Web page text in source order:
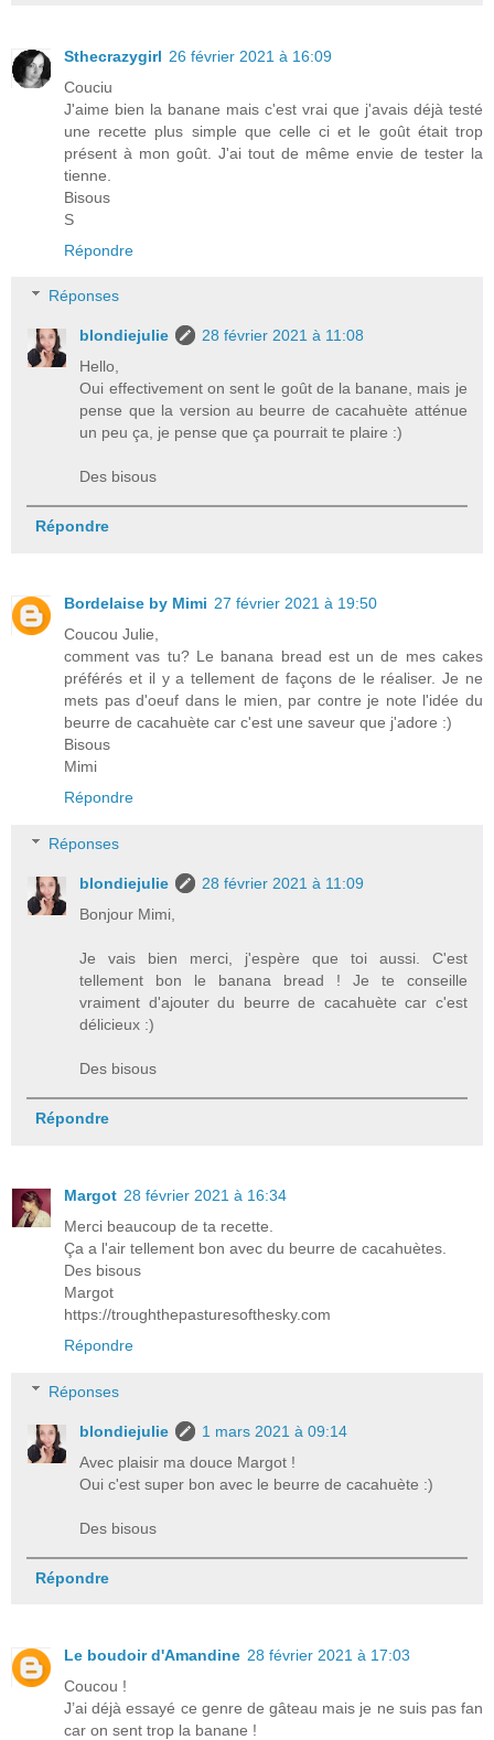
Sthecrazygirl 26 février 2021 à 16:09
Couciu
J'aime bien la banane mais c'est vrai que j'avais déjà testé
une recette plus simple que celle ci et le goût était trop
présent à mon goût. J'ai tout de même envie de tester la
tienne.
Bisous
S
Répondre
Réponses
blondiejulie
28 février 2021 à 11:08
Hello,
Oui effectivement on sent le goût de la banane, mais je
pense que la version au beurre de cacahuète atténue
un peu ça, je pense que ça pourrait te plaire :)
Des bisous
Répondre
Bordelaise by Mimi 27 février 2021 à 19:50
Coucou Julie,
comment vas tu? Le banana bread est un de mes cakes
préférés et il y a tellement de façons de le réaliser. Je ne
mets pas d'oeuf dans le mien, par contre je note l'idée du
beurre de cacahuète car c'est une saveur que j'adore :)
Bisous
Mimi
Répondre
Réponses
blondiejulie
28 février 2021 à 11:09
Bonjour Mimi,
Je vais bien merci, j'espère que toi aussi. C'est
tellement bon le banana bread ! Je te conseille
vraiment d'ajouter du beurre de cacahuète car c'est
délicieux :)
Des bisous
Répondre
Margot 28 février 2021 à 16:34
Merci beaucoup de ta recette.
Ça a l'air tellement bon avec du beurre de cacahuètes.
Des bisous
Margot
https://troughthepasturesofthesky.com
Répondre
Réponses
blondiejulie
1 mars 2021 à 09:14
Avec plaisir ma douce Margot !
Oui c'est super bon avec le beurre de cacahuète :)
Des bisous
Répondre
Le boudoir d'Amandine 28 février 2021 à 17:03
Coucou !
J’ai déjà essayé ce genre de gâteau mais je ne suis pas fan
car on sent trop la banane !